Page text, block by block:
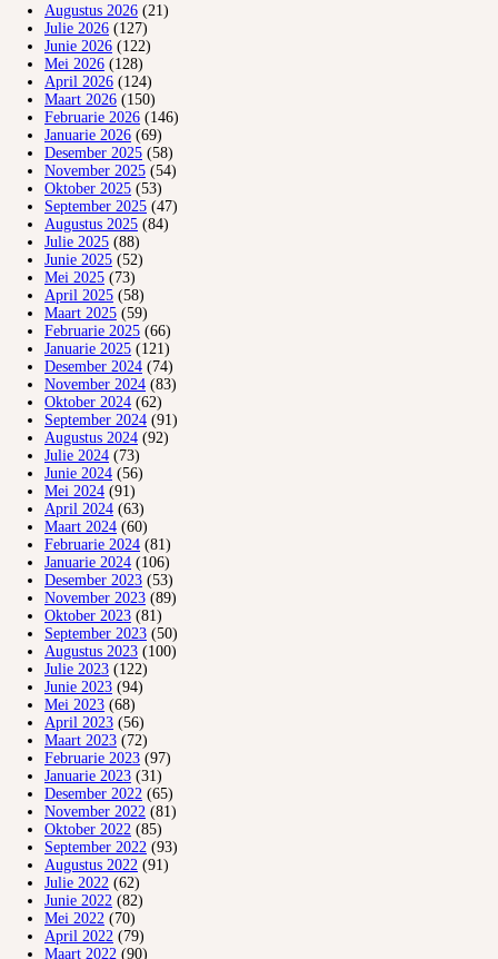
Augustus 2026 (21)
Julie 2026 (127)
Junie 2026 (122)
Mei 2026 (128)
April 2026 (124)
Maart 2026 (150)
Februarie 2026 (146)
Januarie 2026 (69)
Desember 2025 (58)
November 2025 (54)
Oktober 2025 (53)
September 2025 (47)
Augustus 2025 (84)
Julie 2025 (88)
Junie 2025 (52)
Mei 2025 (73)
April 2025 (58)
Maart 2025 (59)
Februarie 2025 (66)
Januarie 2025 (121)
Desember 2024 (74)
November 2024 (83)
Oktober 2024 (62)
September 2024 (91)
Augustus 2024 (92)
Julie 2024 (73)
Junie 2024 (56)
Mei 2024 (91)
April 2024 (63)
Maart 2024 (60)
Februarie 2024 (81)
Januarie 2024 (106)
Desember 2023 (53)
November 2023 (89)
Oktober 2023 (81)
September 2023 (50)
Augustus 2023 (100)
Julie 2023 (122)
Junie 2023 (94)
Mei 2023 (68)
April 2023 (56)
Maart 2023 (72)
Februarie 2023 (97)
Januarie 2023 (31)
Desember 2022 (65)
November 2022 (81)
Oktober 2022 (85)
September 2022 (93)
Augustus 2022 (91)
Julie 2022 (62)
Junie 2022 (82)
Mei 2022 (70)
April 2022 (79)
Maart 2022 (90)